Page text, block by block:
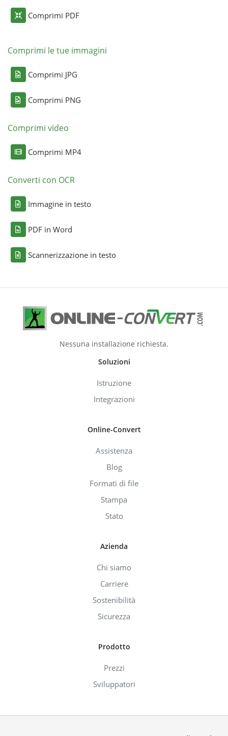
Comprimi PDF
Comprimi le tue immagini
Comprimi JPG
Comprimi PNG
Comprimi video
Comprimi MP4
Converti con OCR
Immagine in testo
PDF in Word
Scannerizzazione in testo
Nessuna installazione richiesta.
Soluzioni
Istruzione
Integrazioni
Online-Convert
Assistenza
Blog
Formati di file
Stampa
Stato
Azienda
Chi siamo
Carriere
Sostenibilità
Sicurezza
Prodotto
Prezzi
Sviluppatori